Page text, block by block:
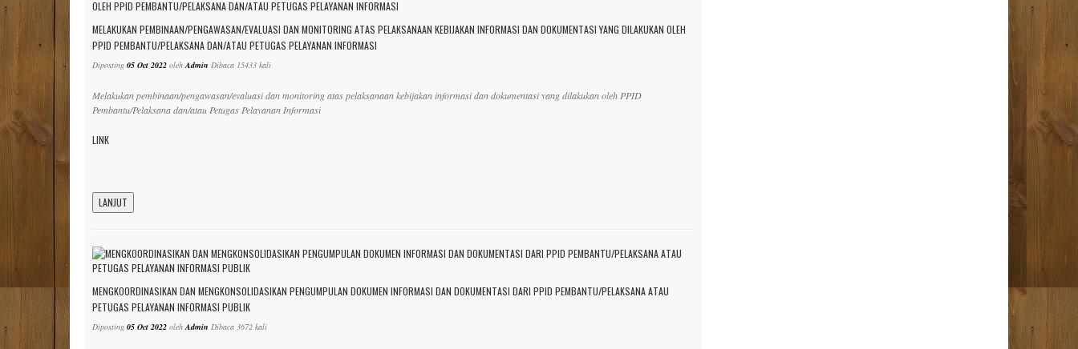
MELAKUKAN PEMBINAAN/PENGAWASAN/EVALUASI DAN MONITORING ATAS PELAKSANAAN KEBIJAKAN INFORMASI DAN DOKUMENTASI YANG DILAKUKAN OLEH
PPID PEMBANTU/PELAKSANA DAN/ATAU PETUGAS PELAYANAN INFORMASI
Diposting 05 Oct 2022 olehAdmin Dibaca 15433 kali
Melakukan pembinaan/pengawasan/evaluasi dan monitoring atas pelaksanaan kebijakan informasi dan dokumentasi yang dilakukan oleh PPID
Pembantu/Pelaksana dan/atau Petugas Pelayanan Informasi
LINK
LANJUT
MENGKOORDINASIKAN DAN MENGKONSOLIDASIKAN PENGUMPULAN DOKUMEN INFORMASI DAN DOKUMENTASI DARI PPID PEMBANTU/PELAKSANA ATAU
PETUGAS PELAYANAN INFORMASI PUBLIK
Diposting 05 Oct 2022 olehAdmin Dibaca 3672 kali